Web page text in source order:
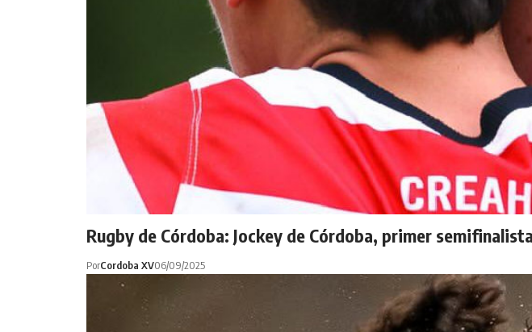
Rugby de Córdoba: Jockey de Córdoba, primer
PorCordoba XV06/09/2025